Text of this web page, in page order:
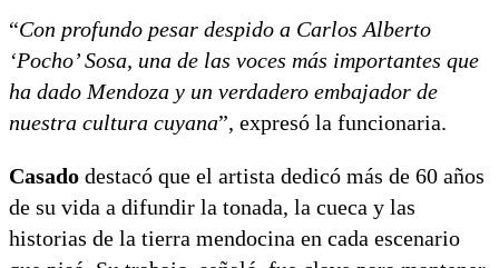
“Con profundo pesar despido a Carlos Alberto
‘Pocho’ Sosa, una de las voces más importantes que
ha dado Mendoza y un verdadero embajador de
nuestra cultura cuyana”, expresó la funcionaria.
Casado destacó que el artista dedicó más de 60 años
de su vida a difundir la tonada, la cueca y las
historias de la tierra mendocina en cada escenario